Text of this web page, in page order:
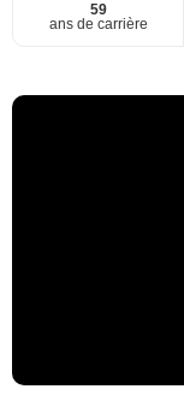
59
ans de carrière